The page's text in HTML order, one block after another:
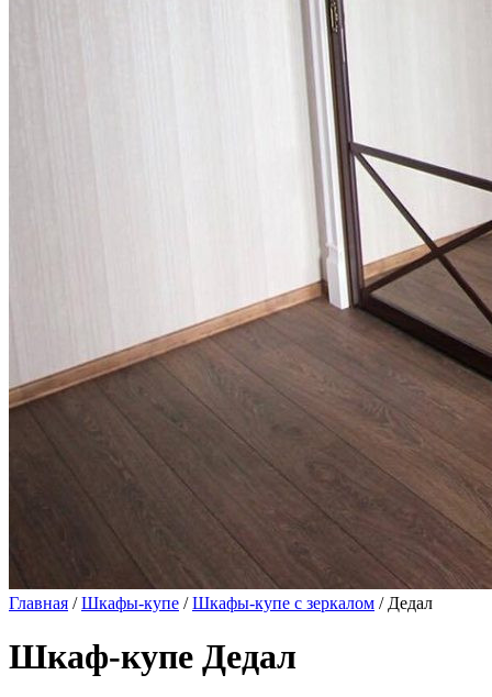
Главная /Шкафы-купе /Шкафы-купе с зеркалом / Дедал
Шкаф-купе Дедал